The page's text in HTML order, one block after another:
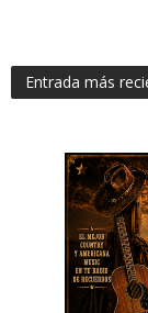
Entrada más